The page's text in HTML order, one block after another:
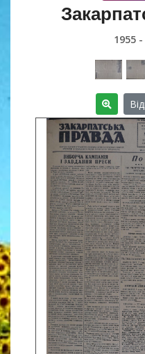
1955 -